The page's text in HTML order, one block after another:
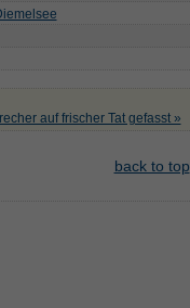
auf frischer Tat gefasst »
back to top